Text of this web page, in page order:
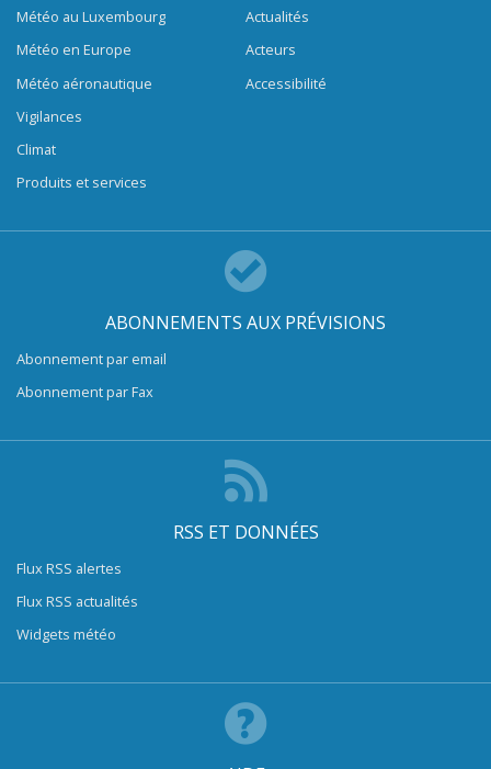
Météo au Luxembourg
Météo en Europe
Météo aéronautique
Vigilances
Climat
Produits et services
Actualités
Acteurs
Accessibilité
ABONNEMENTS AUX PRÉVISIONS
Abonnement par email
Abonnement par Fax
RSS ET DONNÉES
Flux RSS alertes
Flux RSS actualités
Widgets météo